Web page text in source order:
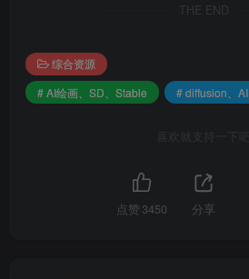
THE END
综合资源
# AI绘画、SD、Stable
# diffusion、AI
喜欢就支持一下吧
点赞 3450 分享